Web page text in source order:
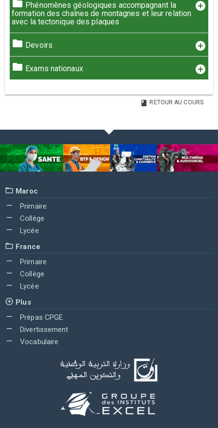
Phénomènes géologiques accompagnant la
formation des chaînes de montagnes et leur relation
avec la tectonique des plaques
Devoirs
Exams nationaux
RETOUR AU COURS
Maroc
Primaire
Collège
Lycée
France
Primaire
Collège
Lycée
Plus
Prépas CPGE
Divertissement
Vocabulaire